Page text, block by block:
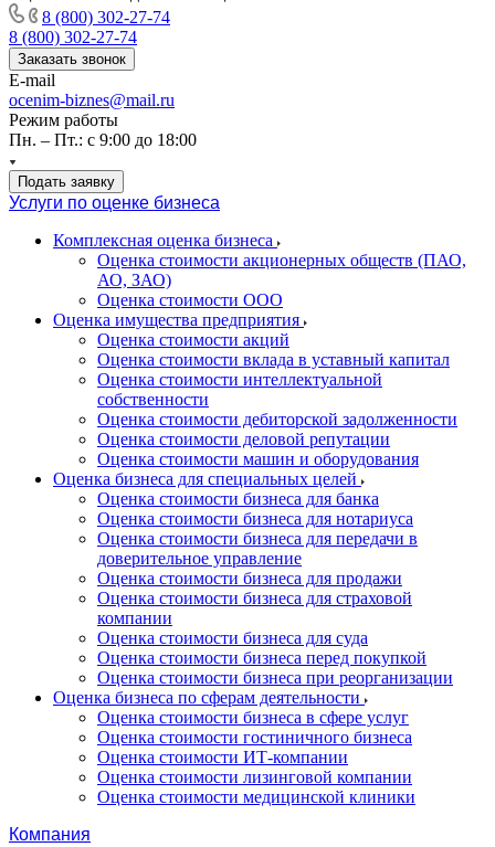
8 (800) 302-27-74
8 (800) 302-27-74
Заказать звонок
E-mail
ocenim-biznes@mail.ru
Режим работы
Пн. – Пт.: с 9:00 до 18:00
Подать заявку
Услуги по оценке бизнеса
Комплексная оценка бизнеса
Оценка стоимости акционерных обществ (ПАО,
АО, ЗАО)
Оценка стоимости ООО
Оценка имущества предприятия
Оценка стоимости акций
Оценка стоимости вклада в уставный капитал
Оценка стоимости интеллектуальной
собственности
Оценка стоимости дебиторской задолженности
Оценка стоимости деловой репутации
Оценка стоимости машин и оборудования
Оценка бизнеса для специальных целей
Оценка стоимости бизнеса для банка
Оценка стоимости бизнеса для нотариуса
Оценка стоимости бизнеса для передачи в
доверительное управление
Оценка стоимости бизнеса для продажи
Оценка стоимости бизнеса для страховой
компании
Оценка стоимости бизнеса для суда
Оценка стоимости бизнеса перед покупкой
Оценка стоимости бизнеса при реорганизации
Оценка бизнеса по сферам деятельности
Оценка стоимости бизнеса в сфере услуг
Оценка стоимости гостиничного бизнеса
Оценка стоимости ИТ-компании
Оценка стоимости лизинговой компании
Оценка стоимости медицинской клиники
Компания